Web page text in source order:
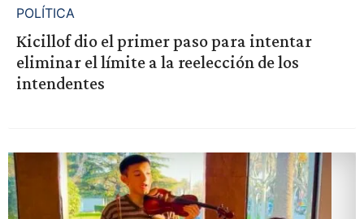
POLÍTICA
Kicillof dio el primer paso para intentar
eliminar el límite a la reelección de los
intendentes